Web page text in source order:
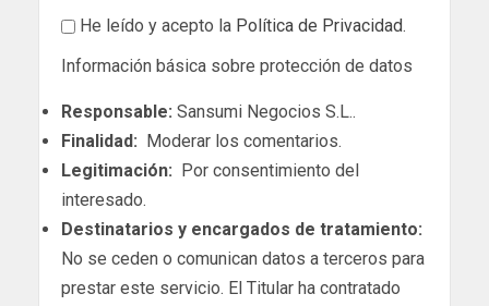
He leído y acepto la Política de Privacidad.
Información básica sobre protección de datos
Responsable: Sansumi Negocios S.L..
Finalidad: Moderar los comentarios.
Legitimación: Por consentimiento del
interesado.
Destinatarios y encargados de tratamiento:
No se ceden o comunican datos a terceros para
prestar este servicio. El Titular ha contratado